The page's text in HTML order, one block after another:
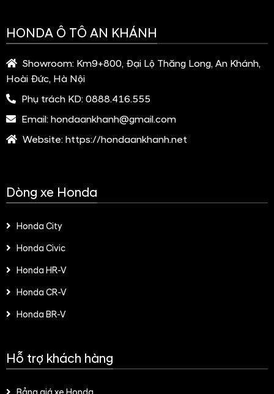
HONDA Ô TÔ AN KHÁNH
Showroom: Km9+800, Đại Lộ Thăng Long, An Khánh,
Hoài Đức, Hà Nội
Phụ trách KD: 0888.416.555
Email: hondaankhanh@gmail.com
Website: https://hondaankhanh.net
Dòng xe Honda
Honda City
Honda Civic
Honda HR-V
Honda CR-V
Honda BR-V
Hỗ trợ khách hàng